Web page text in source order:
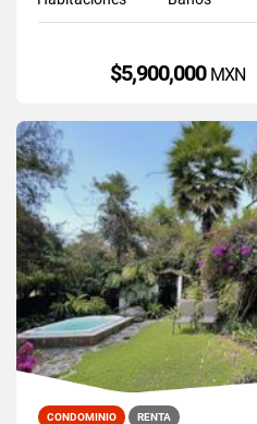
$5,900,000 MXN
CONDOMINIO RENTA